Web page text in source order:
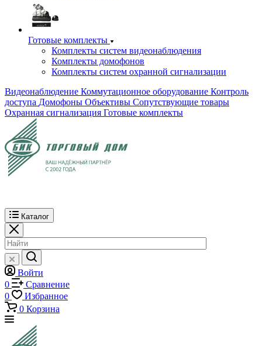
Готовые комплекты
Комплекты систем видеонаблюдения
Комплекты домофонов
Комплекты систем охранной сигнализации
Видеонаблюдение Коммутационное оборудование Контроль
доступа Домофоны Объективы Сопутствующие товары
Охранная сигнализация Готовые комплекты
Каталог
Войти
0
Сравнение
0
Избранное
0 Корзина